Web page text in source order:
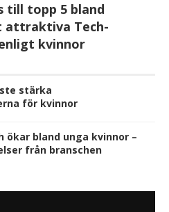
till topp 5 bland
attraktiva Tech-
kvinnor
stärka
för kvinnor
bland unga kvinnor –
från branschen